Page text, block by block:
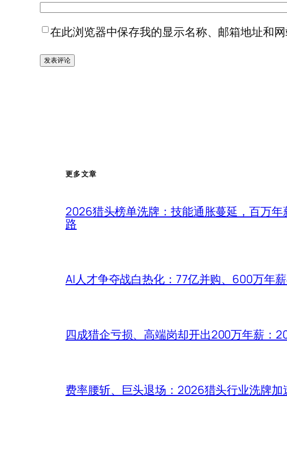
在此浏览器中保存我的显示名称、邮箱地址和
更多文章
2026猎头榜单洗牌：技能通胀蔓延，百万
路
AI人才争夺战白热化：77亿并购、600万年
四成猎企亏损、高端岗却开出200万年薪：
费率腰斩、巨头退场：2026猎头行业洗牌加